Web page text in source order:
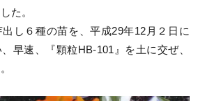
た。
し６種の苗を、平成29年12月２日に
早速、『顆粒HB-101』を土に交ぜ、